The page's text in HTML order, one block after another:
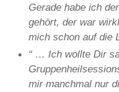
Gerade habe ich
gehört, der war
mich schon auf die
“ … Ich wollte Dir
mir manchmal nur